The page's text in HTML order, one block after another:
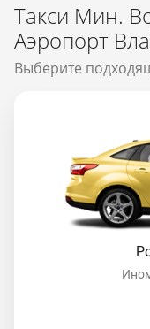
Такси Мин.
Аэропорт
Выберите